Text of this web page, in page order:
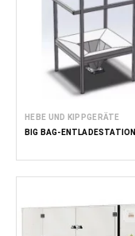
HEBE UND KIPPGERÄTE
BIG BAG-ENTLADESTATION